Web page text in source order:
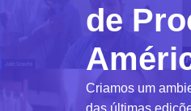
de
Criamos um
das últimas